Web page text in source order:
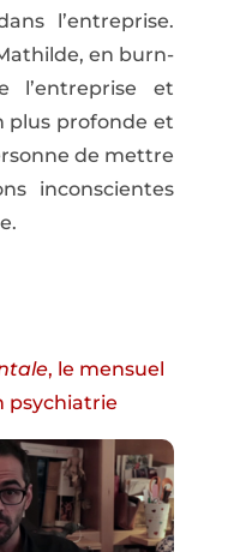
l’entreprise.
en burn-
et
plus profonde et
de mettre
inconscientes
, le mensuel
psychiatrie